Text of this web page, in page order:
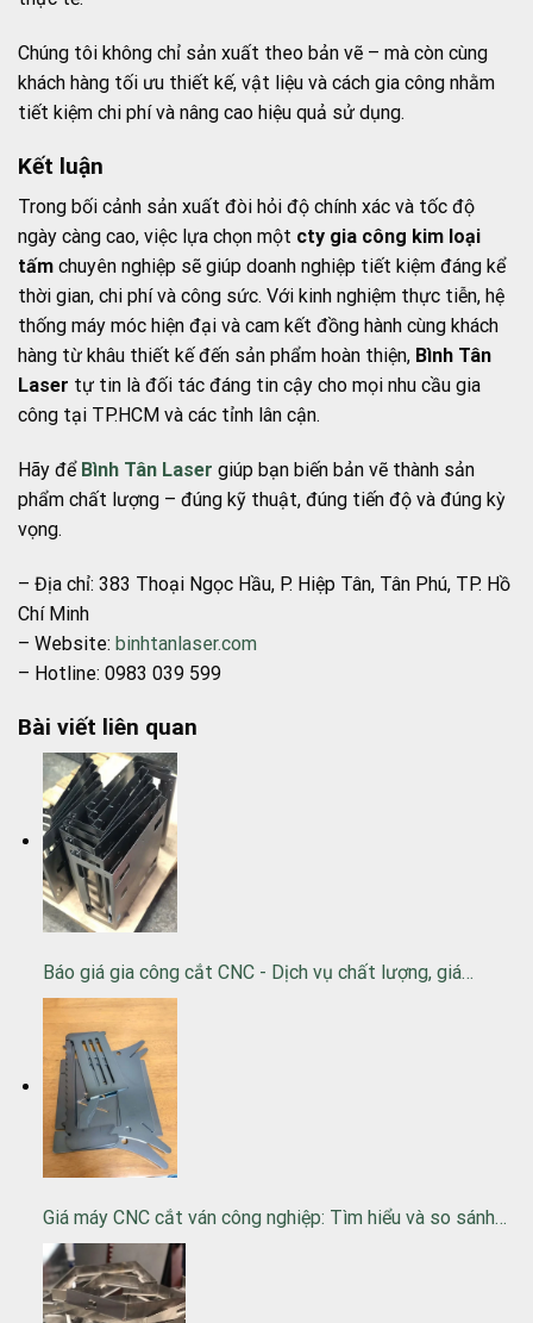
Chúng tôi không chỉ sản xuất theo bản vẽ – mà còn cùng
khách hàng tối ưu thiết kế, vật liệu và cách gia công nhằm
tiết kiệm chi phí và nâng cao hiệu quả sử dụng.
Kết luận
Trong bối cảnh sản xuất đòi hỏi độ chính xác và tốc độ
ngày càng cao, việc lựa chọn một cty gia công kim loại
tấm chuyên nghiệp sẽ giúp doanh nghiệp tiết kiệm đáng kể
thời gian, chi phí và công sức. Với kinh nghiệm thực tiễn, hệ
thống máy móc hiện đại và cam kết đồng hành cùng khách
hàng từ khâu thiết kế đến sản phẩm hoàn thiện, Bình Tân
Laser tự tin là đối tác đáng tin cậy cho mọi nhu cầu gia
công tại TP.HCM và các tỉnh lân cận.
Hãy để Bình Tân Laser giúp bạn biến bản vẽ thành sản
phẩm chất lượng – đúng kỹ thuật, đúng tiến độ và đúng kỳ
vọng.
– Địa chỉ: 383 Thoại Ngọc Hầu, P. Hiệp Tân, Tân Phú, TP. Hồ
Chí Minh
– Website: binhtanlaser.com
– Hotline: 0983 039 599
Bài viết liên quan
Báo giá gia công cắt CNC - Dịch vụ chất lượng, giá…
Giá máy CNC cắt ván công nghiệp: Tìm hiểu và so sánh…